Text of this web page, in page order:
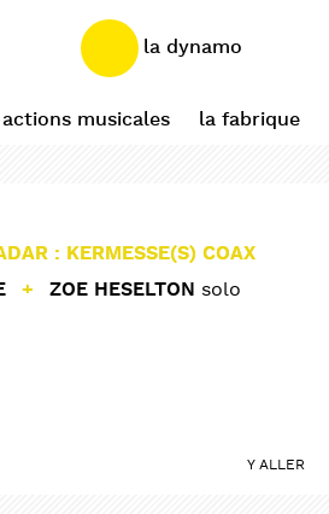
la dynamo
actions musicales la fabrique
: KERMESSE(S) COAX
+ ZOE HESELTON solo
Y ALLER